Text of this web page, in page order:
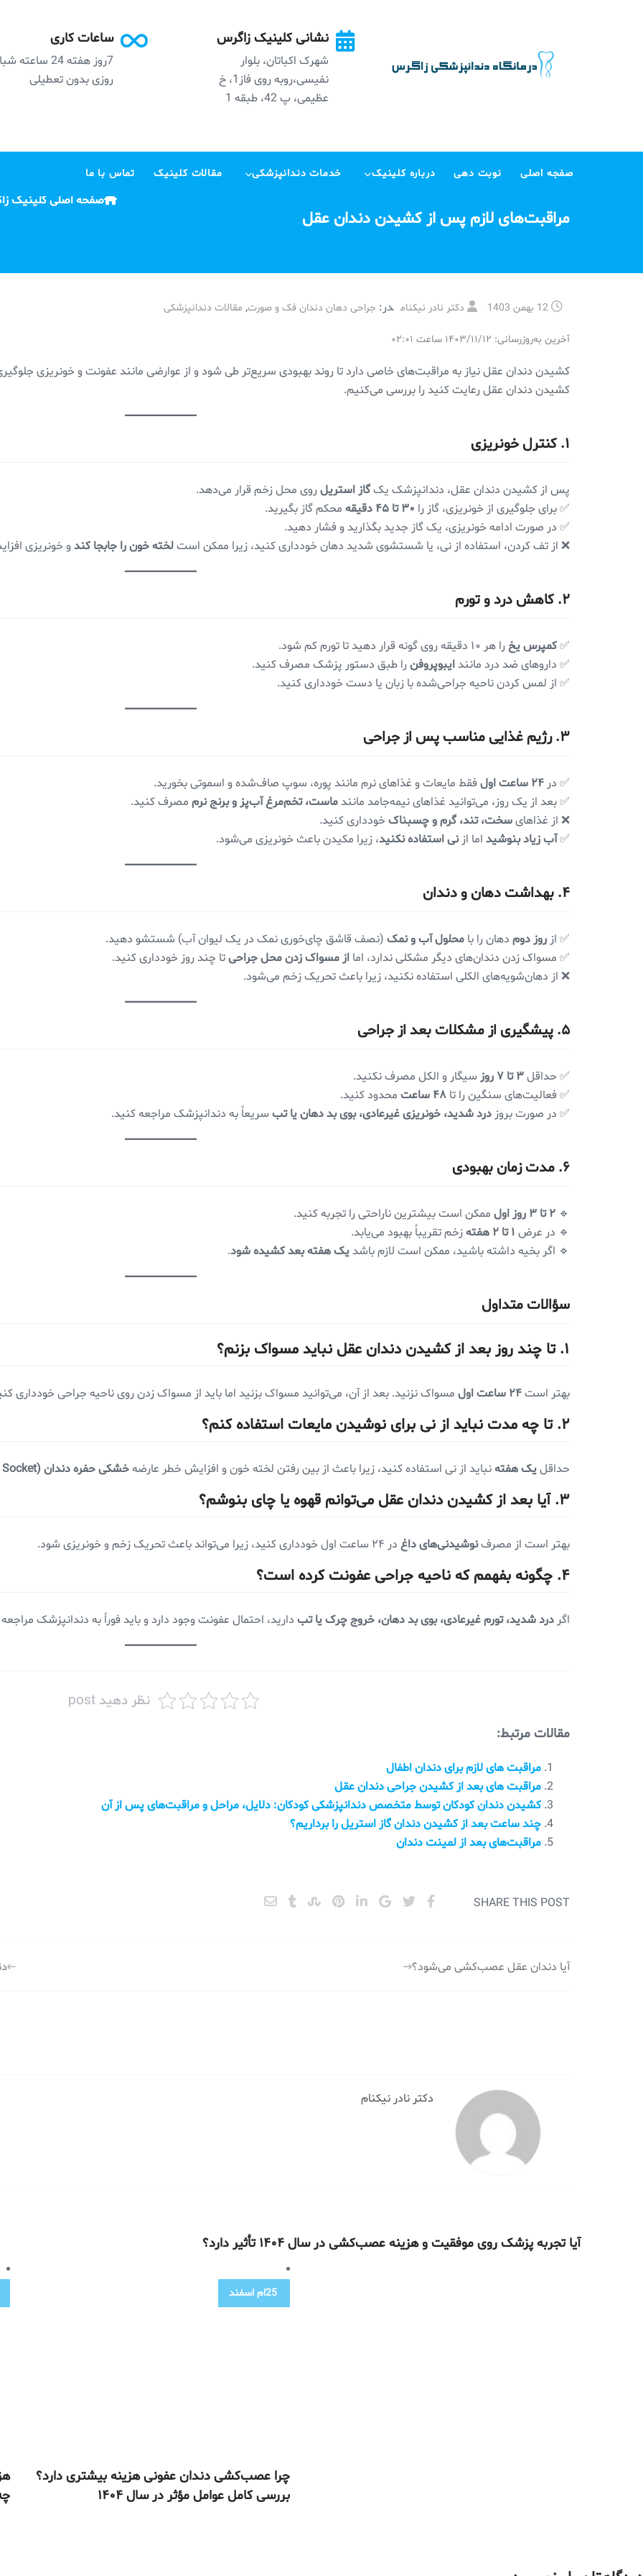
ساعات کاری
7روز هفته 24 ساعته
روزی بدون تعطیلی
نشانی کلینیک زاگرس
شهرک اکباتان، بلوار
نفیسی،روبه روی فاز1، خ
عظیمی، پ 42، طبقه 1
صفجه اصلی نوبت دهی درباره کلینیک خدمات دندانپزشکی مقالات کلینیک تماس با ما
مراقبت‌های لازم پس از کشیدن دندان عقل
صفحه اصلی کلینیک
12 بهمن 1403 دکتر نادر نیکنام در: جراحی دهان دندان فک و صورت, مقالات دندانپزشکی
آخرین به‌روزرسانی: ۱۴۰۳/۱۱/۱۲ ساعت ۰۲:۰۱
کشیدن دندان عقل نیاز به مراقبت‌های خاصی دارد تا روند بهبودی سریع‌تر طی شود و از عوارضی مانند عفونت و خونریزی
کشیدن دندان عقل رعایت کنید را بررسی می‌کنیم.
۱. کنترل خونریزی
پس از کشیدن دندان عقل، دندانپزشک یکگاز استریلروی محل زخم قرار می‌دهد.
✅ برای جلوگیری از خونریزی، گاز را ۳۰ تا ۴۵ دقیقه
محکم گاز بگیرید.
✅ در صورت ادامه خونریزی، یک گاز جدید بگذارید و فشار دهید.
❌ از تف کردن، استفاده از نی، یا شستشوی شدید دهان خودداری کنید، زیرا ممکن استلخته خون را جابجا کند و خونریزی
۲. کاهش درد و تورم
✅کمپرس یخرا هر ۱۰ دقیقه روی گونه قرار دهید تا تورم کم شود.
✅ داروهای ضد درد مانندایبوپروفنرا طبق دستور پزشک مصرف کنید.
✅ از لمس کردن ناحیه جراحی‌شده با زبان یا دست خودداری کنید.
۳. رژیم غذایی مناسب پس از جراحی
✅ در ۲۴ ساعت اول
فقط مایعات و غذاهای نرم مانند پوره، سوپ صاف‌شده و اسموتی بخورید.
✅ بعد از یک روز، می‌توانید غذاهای نیمه‌جامد مانندماست، تخم‌مرغ آب‌پز و برنج نرم مصرف کنید.
❌ از غذاهایسخت، تند، گرم و چسبناک خودداری کنید.
✅آب زیاد بنوشید اما ازنی استفاده نکنید، زیرا مکیدن باعث خونریزی می‌شود.
۴. بهداشت دهان و دندان
✅ از روز دوم دهان را با محلول آب و نمک (نصف قاشق چای‌خوری نمک در یک لیوان آب) شستشو دهید.
✅ مسواک زدن دندان‌های دیگر مشکلی ندارد، اما از مسواک زدن محل جراحیتا چند روز خودداری کنید.
❌ از دهان‌شویه‌های الکلی استفاده نکنید، زیرا باعث تحریک زخم می‌شود.
۵. پیشگیری از مشکلات بعد از جراحی
✅ حداقل۳ تا ۷ روز
سیگار و الکل مصرف نکنید.
✅ فعالیت‌های سنگین را تا ۴۸ ساعت
محدود کنید.
✅ در صورت بروز درد شدید، خونریزی غیرعادی، بوی بد دهان یا تب سریعاً به دندانپزشک مراجعه کنید.
۶. مدت زمان بهبودی
🔹 ۲ تا ۳ روز اول
ممکن است بیشترین ناراحتی را تجربه کنید.
🔹 در عرض ۱ تا ۲ هفته
زخم تقریباً بهبود می‌یابد.
🔹 اگر بخیه داشته باشید، ممکن است لازم باشدیک هفته بعد کشیده شود.
سؤالات متداول
۱. تا چند روز بعد از کشیدن دندان عقل نباید مسواک بزنم؟
بهتر است۲۴ ساعت اول مسواک نزنید. بعد از آن، می‌توانید مسواک بزنید اما باید از مسواک زدن روی ناحیه جراحی خودداری
۲. تا چه مدت نباید از نی برای نوشیدن مایعات استفاده کنم؟
حداقلیک هفتهنباید از نی استفاده کنید، زیرا باعث از بین رفتن لخته خون و افزایش خطر عارضهخشکی حفره دندان (Dry Socket)
۳. آیا بعد از کشیدن دندان عقل می‌توانم قهوه یا چای بنوشم؟
بهتر است از مصرفنوشیدنی‌های داغ در ۲۴ ساعت اول خودداری کنید، زیرا می‌تواند باعث تحریک زخم و خونریزی شود.
۴. چگونه بفهمم که ناحیه جراحی عفونت کرده است؟
اگر درد شدید، تورم غیرعادی، بوی بد دهان، خروج چرک یا تب دارید، احتمال عفونت وجود دارد و باید فوراً به دندانپزشک
نظر دهید post
مقالات مرتبط:
مراقبت های لازم برای دندان اطفال
مراقبت های بعد از کشیدن جراحی دندان عقل
کشیدن دندان کودکان توسط متخصص دندانپزشکی کودکان: دلایل، مراحل و مراقبت‌های پس از آن
چند ساعت بعد از کشیدن دندان گاز استریل را برداریم؟
مراقبت‌های بعد از لمینت دندان
SHARE THIS POST
راهبری
آیا دندان عقل عصب‌کشی می‌شود؟
دکتر نادر نیکنام
آیا تجربه پزشک روی موفقیت و هزینه عصب‌کشی در سال ۱۴۰۴ تأثیر دارد؟
25ام اسفند
چرا عصب‌کشی دندان عفونی هزینه بیشتری دارد؟
بررسی کامل عوامل مؤثر در سال ۱۴۰۴